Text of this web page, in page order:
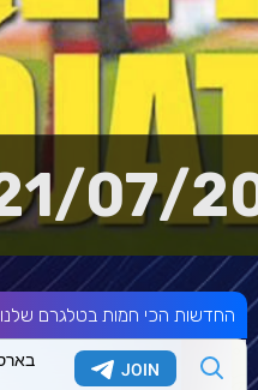
החדשות הכי חמות בטלגרם שלנו